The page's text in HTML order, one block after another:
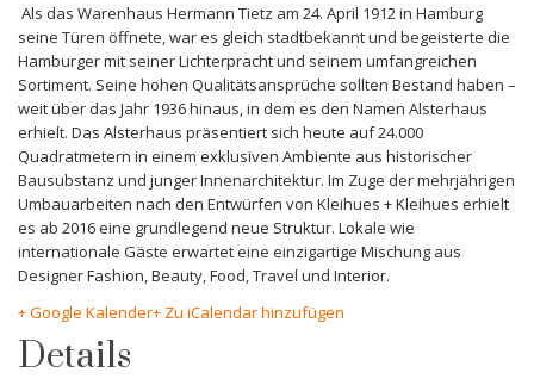
Als das Warenhaus Hermann Tietz am 24. April 1912 in Hamburg
seine Türen öffnete, war es gleich stadtbekannt und begeisterte die
Hamburger mit seiner Lichterpracht und seinem umfangreichen
Sortiment. Seine hohen Qualitätsansprüche sollten Bestand haben –
weit über das Jahr 1936 hinaus, in dem es den Namen Alsterhaus
erhielt. Das Alsterhaus präsentiert sich heute auf 24.000
Quadratmetern in einem exklusiven Ambiente aus historischer
Bausubstanz und junger Innenarchitektur. Im Zuge der mehrjährigen
Umbauarbeiten nach den Entwürfen von Kleihues + Kleihues erhielt
es ab 2016 eine grundlegend neue Struktur. Lokale wie
internationale Gäste erwartet eine einzigartige Mischung aus
Designer Fashion, Beauty, Food, Travel und Interior.
+ Google Kalender+ Zu iCalendar hinzufügen
Details